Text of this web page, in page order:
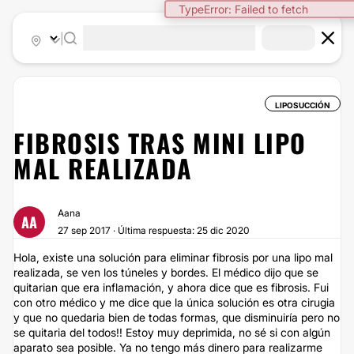
LIPOSUCCIÓN
FIBROSIS TRAS MINI LIPO
MAL REALIZADA
AA
Aana
27 sep 2017 · Última respuesta: 25 dic 2020
Hola, existe una solución para eliminar fibrosis por una lipo mal
realizada, se ven los túneles y bordes. El médico dijo que se
quitarian que era inflamación, y ahora dice que es fibrosis. Fui
con otro médico y me dice que la única solución es otra cirugia
y que no quedaria bien de todas formas, que disminuiría pero no
se quitaria del todos!! Estoy muy deprimida, no sé si con algún
aparato sea posible. Ya no tengo más dinero para realizarme